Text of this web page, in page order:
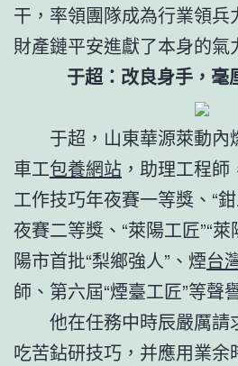
干，率領團隊成為行業領兵
財產鏈平安進獻了本身的氣
于超：改良身手，毫
于超，山東華源萊動內
車工包養網站 ，助理工程
工作技巧年夜賽一等獎、“
夜賽二等獎、“萊陽工匠”“
陽市首批“梨鄉強人”、煙台
師、第六屆“煙臺工匠”等聲
他在任務中時辰嚴厲請
吃苦鉆研技巧，并應用業余